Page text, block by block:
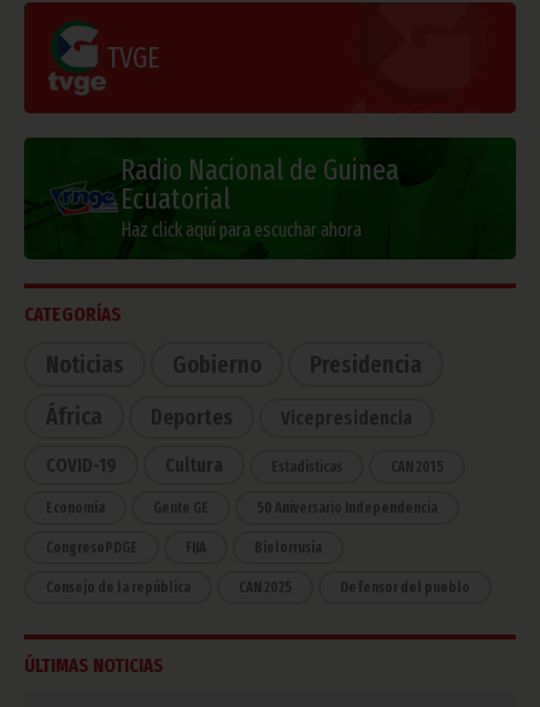
TVGE
Radio Nacional de Guinea
Ecuatorial
Haz click aquí para escuchar ahora
CATEGORÍAS
Noticias Gobierno
Presidencia
África
Deportes Vicepresidencia
COVID-19 Cultura Estadísticas CAN 2015
Economía Gente GE 50 Aniversario Independencia
CongresoPDGE FIJA Bielorrusia
Consejo de la república CAN 2025 Defensor del pueblo
ÚLTIMAS NOTICIAS